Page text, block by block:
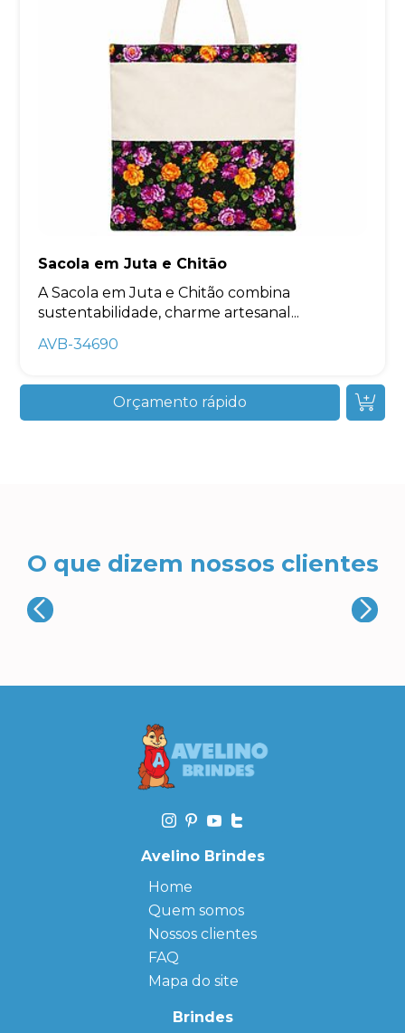
Sacola em Juta e Chitão
A Sacola em Juta e Chitão combina
sustentabilidade, charme artesanal...
AVB-34690
Orçamento rápido
O que dizem nossos clientes
Avelino Brindes
Home
Quem somos
Nossos clientes
FAQ
Mapa do site
Brindes